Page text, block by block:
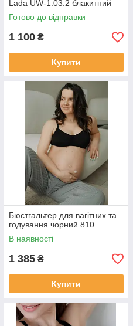
Lada UW-1.03.2 блакитний
Готово до відправки
1 100 ₴
Купити
Бюстгальтер для вагітних та
годування чорний 810
В наявності
1 385 ₴
Купити